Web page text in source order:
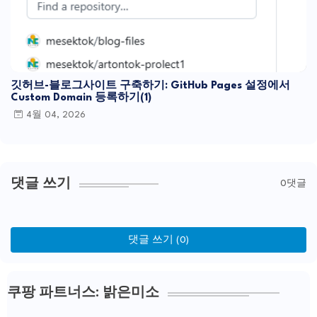
깃허브-블로그사이트 구축하기: GitHub Pages 설정에서
Custom Domain 등록하기(1)
4월 04, 2026
댓글 쓰기 0댓글
댓글 쓰기 (0)
쿠팡 파트너스: 밝은미소